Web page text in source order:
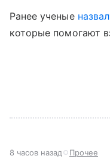
Ранее ученые
которые помогают
8 часов назад Прочее